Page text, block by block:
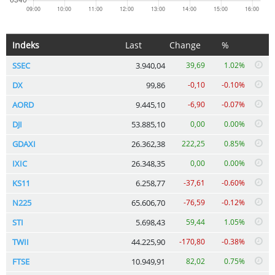
Indeks Last Change %
SSEC 3.940,04 39,69 1.02%
DX 99,86 -0,10 -0.10%
AORD 9.445,10 -6,90 -0.07%
DJI 53.885,10 0,00 0.00%
GDAXI 26.362,38 222,25 0.85%
IXIC 26.348,35 0,00 0.00%
KS11 6.258,77 -37,61 -0.60%
N225 65.606,70 -76,59 -0.12%
STI 5.698,43 59,44 1.05%
TWII 44.225,90 -170,80 -0.38%
FTSE 10.949,91 82,02 0.75%